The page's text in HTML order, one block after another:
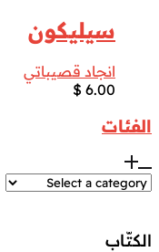
سيليكون
انجاد قصيباتي
$ 6.00
الفئات
الكتّاب